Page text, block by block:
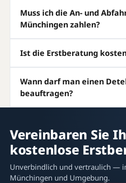
Muss ich die An- und
Münchingen zahlen?
Ist die Erstberatung
Wann darf man einen
beauftragen?
Vereinbaren Sie
kostenlose
Unverbindlich und vertraulich —
Münchingen und Umgebung.